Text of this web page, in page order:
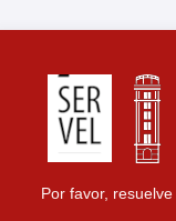
Por favor,